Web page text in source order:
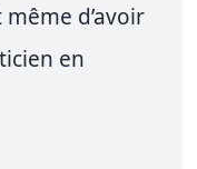
d’avoir
en